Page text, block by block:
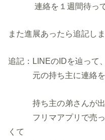
連絡を１週間待って
また進展あったら追記しま
追記：LINEのIDを辿って、
元の持ち主に連絡を
持ち主の弟さんが出
フリマアプリで売っ
くて